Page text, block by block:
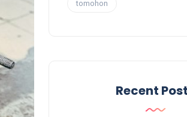
tomohon
Recent